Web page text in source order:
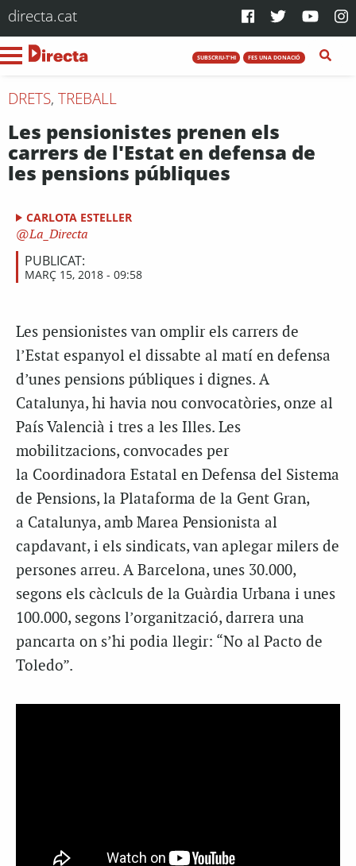
directa.cat
SUBSCRIU-T'HI FES UNA DONACIÓ
DRETS, TREBALL
Les pensionistes prenen els
carrers de l'Estat en defensa de
les pensions públiques
CARLOTA ESTELLER
La_Directa
PUBLICAT:
MARÇ 15, 2018 - 09:58
Les pensionistes van omplir els carrers de
l’Estat espanyol el dissabte al matí en defensa
d’unes pensions públiques i dignes. A
Catalunya, hi havia nou convocatòries, onze al
País Valencià i tres a les Illes. Les
mobilitzacions, convocades per
la Coordinadora Estatal en Defensa del Sistema
de Pensions, la Plataforma de la Gent Gran,
a Catalunya, amb Marea Pensionista al
capdavant, i els sindicats, van aplegar milers de
persones arreu. A Barcelona, unes 30.000,
segons els càclculs de la Guàrdia Urbana i unes
100.000, segons l’organització, darrera una
pancarta on s’hi podia llegir: “No al Pacto de
Toledo”.